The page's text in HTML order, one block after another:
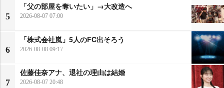
5
「父の部屋を奪いたい」→大改造へ
2026-08-07 07:00
6
「株式会社嵐」5人のFC出そろう
2026-08-08 09:17
7
佐藤佳奈アナ、退社の理由は結婚
2026-08-07 20:48